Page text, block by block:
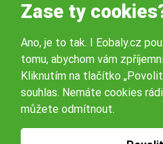
Naše pobočky:
Obchodní podmínky
Zase ty
Ano, je to tak. I Eobaly.cz
tomu, abychom vám
Kliknutím na tlačítko
souhlas. Nemáte cookies
můžete odmítnout.